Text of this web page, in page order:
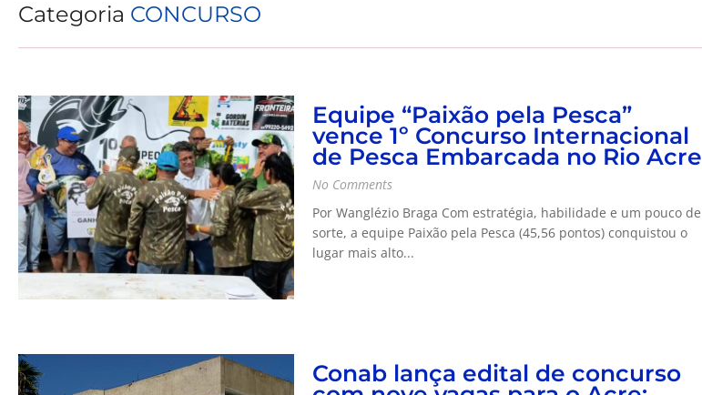
Categoria CONCURSO
Equipe “Paixão pela Pesca”
vence 1º Concurso Internacional
de Pesca Embarcada no Rio Acre
No Comments
Por Wanglézio Braga Com estratégia, habilidade e um pouco de
sorte, a equipe Paixão pela Pesca (45,56 pontos) conquistou o
lugar mais alto...
Conab lança edital de concurso